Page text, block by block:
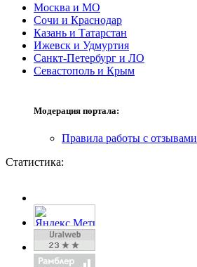
Москва и МО
Сочи и Краснодар
Казань и Татарстан
Ижевск и Удмуртия
Санкт-Петербург и ЛО
Севастополь и Крым
Модерация портала:
Правила работы с отзывами
Статистика: